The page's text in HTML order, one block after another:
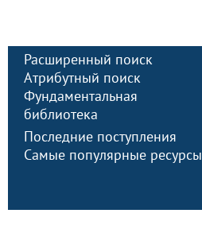
Расширенный поиск
Атрибутный поиск
Фундаментальная
библиотека
Последние поступления
Самые популярные ресурсы